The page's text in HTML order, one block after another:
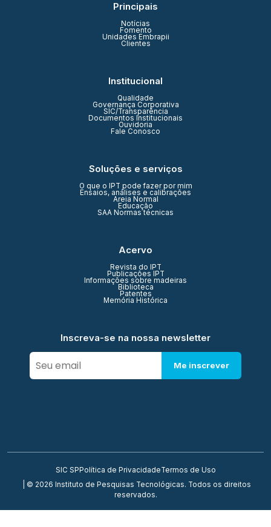
Principais
Notícias
Fomento
Unidades Embrapii
Clientes
Institucional
Qualidade
Governança Corporativa
SIC/Transparência
Documentos Institucionais
Ouvidoria
Fale Conosco
Soluções e serviços
O que o IPT pode fazer por mim
Ensaios, análises e calibrações
Areia Normal
Educação
SAA Normas técnicas
Acervo
Revista do IPT
Publicações IPT
Informações sobre madeiras
Biblioteca
Patentes
Memória Histórica
Inscreva-se na nossa newsletter
Me inscrever
SIC SP Política de PrivacidadeTermos de Uso
| © 2026 Instituto de Pesquisas Tecnológicas. Todos os direitos
reservados.